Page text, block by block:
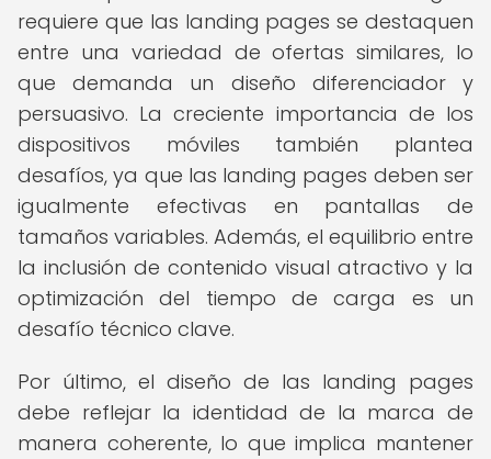
requiere que las landing pages se destaquen
entre una variedad de ofertas similares, lo
que demanda un diseño diferenciador y
persuasivo. La creciente importancia de los
dispositivos móviles también plantea
desafíos, ya que las landing pages deben ser
igualmente efectivas en pantallas de
tamaños variables. Además, el equilibrio entre
la inclusión de contenido visual atractivo y la
optimización del tiempo de carga es un
desafío técnico clave.
Por último, el diseño de las landing pages
debe reflejar la identidad de la marca de
manera coherente, lo que implica mantener